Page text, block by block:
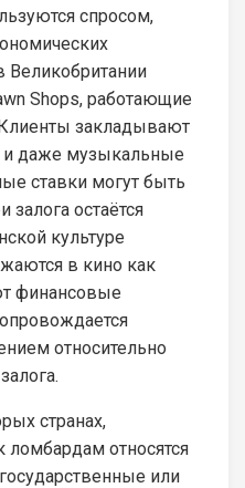
спросом,
Великобритании
Shops, работающие
закладывают
и даже музыкальные
ставки могут быть
залога остаётся
культуре
в кино как
финансовые
относительно
странах,
ломбардам относятся
или